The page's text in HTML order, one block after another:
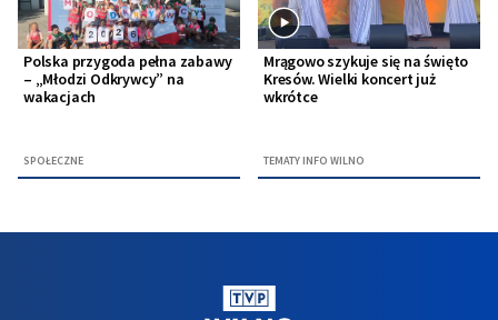
Polska przygoda pełna zabawy
– „Młodzi Odkrywcy” na
wakacjach
SPOŁECZNE
Mrągowo szykuje się na święto
Kresów. Wielki koncert już
wkrótce
TEMATY INFO WILNO